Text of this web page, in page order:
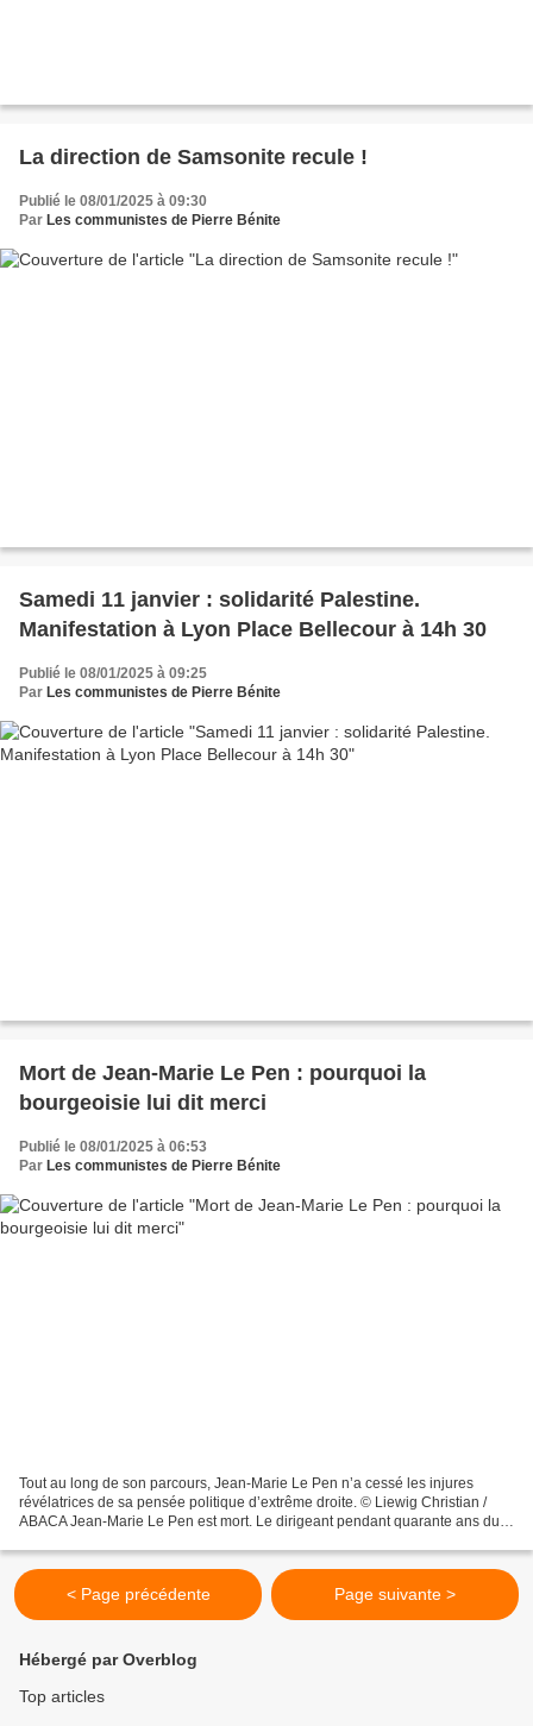
La direction de Samsonite recule !
Publié le 08/01/2025 à 09:30
Par Les communistes de Pierre Bénite
Samedi 11 janvier : solidarité Palestine.
Manifestation à Lyon Place Bellecour à 14h 30
Publié le 08/01/2025 à 09:25
Par Les communistes de Pierre Bénite
Mort de Jean-Marie Le Pen : pourquoi la
bourgeoisie lui dit merci
Publié le 08/01/2025 à 06:53
Par Les communistes de Pierre Bénite
Tout au long de son parcours, Jean-Marie Le Pen n’a cessé les injures
révélatrices de sa pensée politique d’extrême droite. © Liewig Christian /
ABACA Jean-Marie Le Pen est mort. Le dirigeant pendant quarante ans du
< Page précédente Page suivante >
Hébergé par Overblog
Top articles